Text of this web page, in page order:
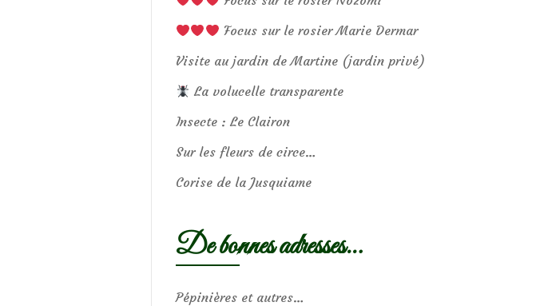
Focus sur le rosier Marie Dermar
Visite au jardin de Martine (jardin privé)
La volucelle transparente
Insecte : Le Clairon
Sur les fleurs de circe…
Corise de la Jusquiame
De bonnes adresses…
Pépinières et autres…